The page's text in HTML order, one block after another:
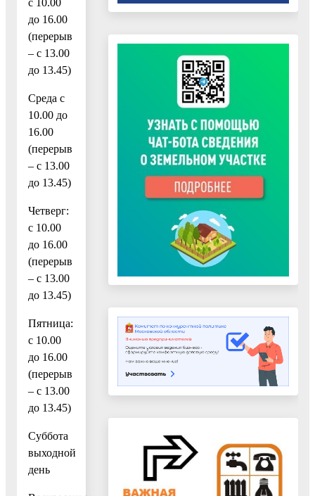
до 16.00
(перерыв
– с 13.00
до 13.45)
Среда с
10.00 до
16.00
(перерыв
– с 13.00
до 13.45)
Четверг:
с 10.00
до 16.00
(перерыв
– с 13.00
до 13.45)
Пятница:
с 10.00
до 16.00
(перерыв
– с 13.00
до 13.45)
Суббота
выходной
день